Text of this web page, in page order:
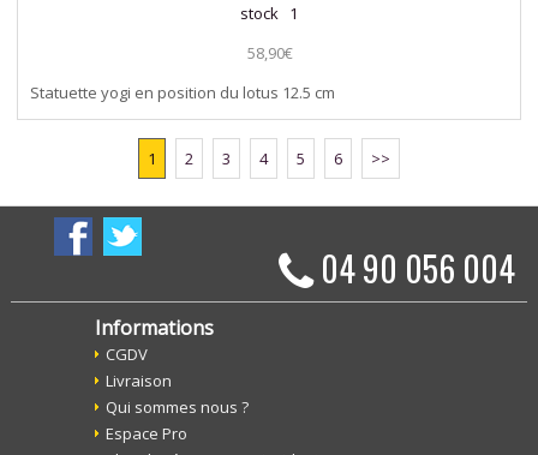
stock 1
58,90€
Statuette yogi en position du lotus 12.5 cm
1 2 3 4 5 6 >>
04 90 056 004
Informations
CGDV
Livraison
Qui sommes nous ?
Espace Pro